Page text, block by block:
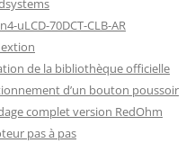
uLCD-70DCT-CLB-AR
de la bibliothèque officielle
d’un bouton poussoir
complet version RedOhm
pas à pas